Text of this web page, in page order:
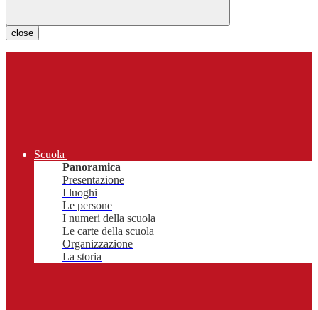
close
Scuola
Panoramica
Presentazione
I luoghi
Le persone
I numeri della scuola
Le carte della scuola
Organizzazione
La storia